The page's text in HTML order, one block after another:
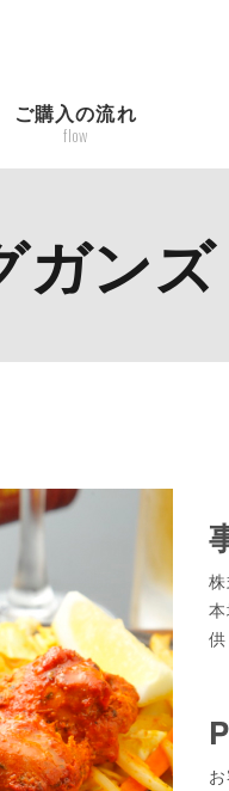
ご購入の流れ
flow
ガンズ